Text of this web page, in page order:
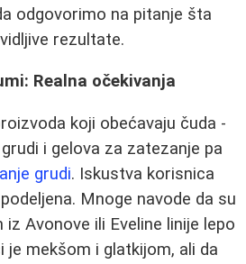
odgovorimo na pitanje šta
rezultate.
Realna očekivanja
koji obećavaju čuda -
i gelova za zatezanje pa
grudi. Iskustva korisnica
Mnoge navode da su
Avonove ili Eveline linije lepo
je mekšom i glatkijom, ali da